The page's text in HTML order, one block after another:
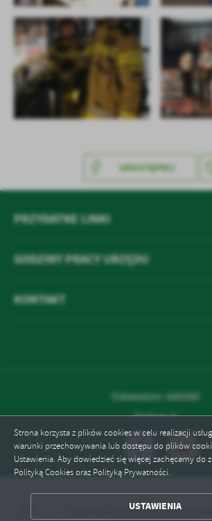
UDOSTĘPNIJ
PRZYDATNE LINKI
GODZINY PRACY URZĘDU
KONTAKT
Odwiedzin: 686580
Online: 3
Strona korzysta z plików cookies w celu realizacji
warunki przechowywania lub dostępu do plików
Ustawienia. Aby dowiedzieć się więcej zachęcamy do
Polityką Cookies oraz Polityką Prywatności.
USTAWIENIA
ZAPISZ WYBRANE
ODRZUĆ WSZYSTKIE